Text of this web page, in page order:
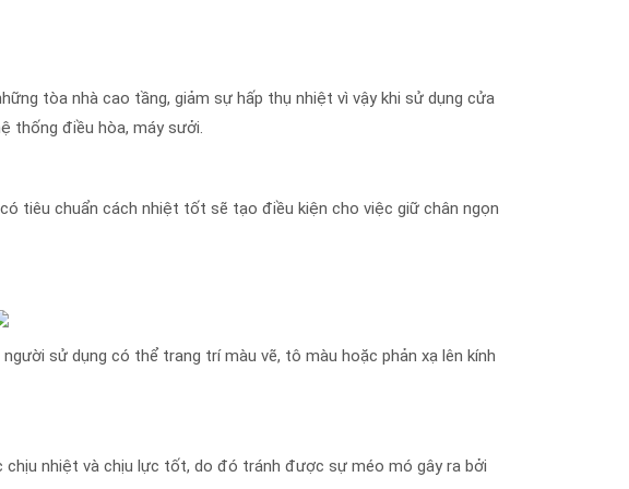
tòa nhà cao tầng, giảm sự hấp thụ nhiệt vì vậy khi sử dụng cửa
thống điều hòa, máy sưởi.
tiêu chuẩn cách nhiệt tốt sẽ tạo điều kiện cho việc giữ chân ngọn
sử dụng có thể trang trí màu vẽ, tô màu hoặc phản xạ lên kính
nhiệt và chịu lực tốt, do đó tránh được sự méo mó gây ra bởi